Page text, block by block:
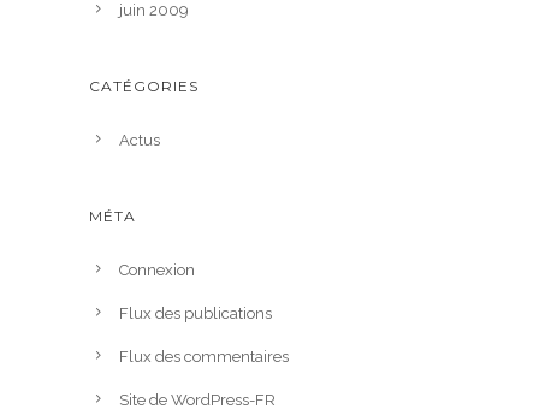
juin 2009
CATÉGORIES
Actus
MÉTA
Connexion
Flux des publications
Flux des commentaires
Site de WordPress-FR